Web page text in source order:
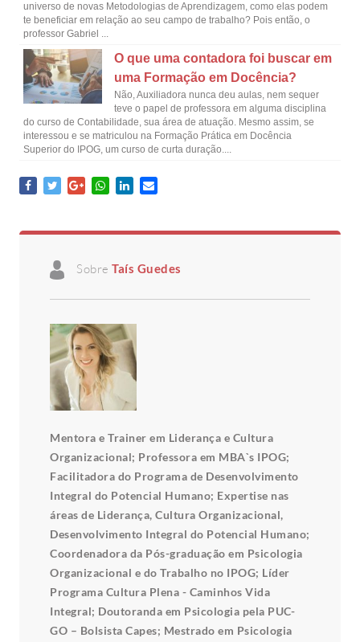
universo de novas Metodologias de Aprendizagem, como elas podem
te beneficiar em relação ao seu campo de trabalho? Pois então, o
professor Gabriel ...
O que uma contadora foi buscar em
uma Formação em Docência?
Não, Auxiliadora nunca deu aulas, nem sequer
teve o papel de professora em alguma disciplina
do curso de Contabilidade, sua área de atuação. Mesmo assim, se
interessou e se matriculou na Formação Prática em Docência
Superior do IPOG, um curso de curta duração....
Sobre Taís Guedes
Mentora e Trainer em Liderança e Cultura
Organizacional; Professora em MBA`s IPOG;
Facilitadora do Programa de Desenvolvimento
Integral do Potencial Humano; Expertise nas
áreas de Liderança, Cultura Organizacional,
Desenvolvimento Integral do Potencial Humano;
Coordenadora da Pós-graduação em Psicologia
Organizacional e do Trabalho no IPOG; Líder
Programa Cultura Plena - Caminhos Vida
Integral; Doutoranda em Psicologia pela PUC-
GO – Bolsista Capes; Mestrado em Psicologia